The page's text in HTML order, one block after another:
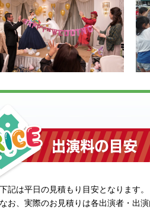
下記は平日の見積もり目安となります。
なお、実際のお見積りは各出演者・出